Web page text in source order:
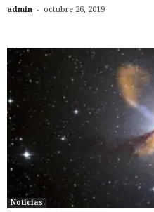
admin - octubre 26, 2019
Noticias